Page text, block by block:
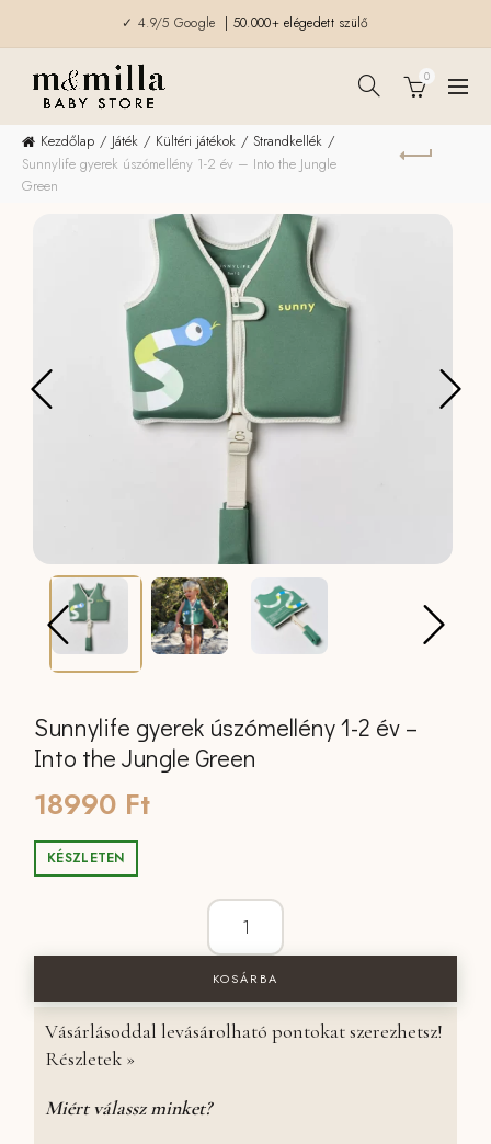
✓ 4.9/5 Google | 50.000+ elégedett szülő
0
Kezdőlap Játék Kültéri játékok
Strandkellék
Sunnylife gyerek úszómellény 1-2 év – Into the Jungle
Green
Sunnylife gyerek úszómellény 1-2 év –
Into the Jungle Green
18990 Ft
KÉSZLETEN
Sunnylife gyerek úszómellény 1-2 év
KOSÁRBA
Vásárlásoddal levásárolható pontokat szerezhetsz!
Részletek »
Miért válassz minket?